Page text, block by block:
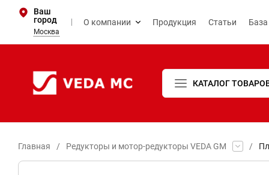
Ваш
город
Москва
О компании Продукция Статьи
КАТАЛОГ
Главная / Редукторы и мотор-редукторы VEDA GM /